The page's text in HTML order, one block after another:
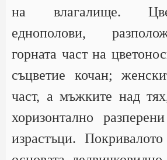
на влагалище.
еднополови,
горната част на
съцветие кочан;
част, а мъжките над
хоризонтално
израстъци.